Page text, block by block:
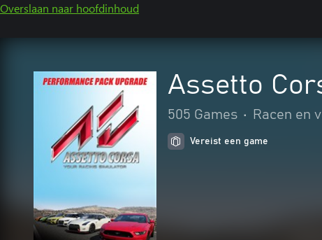
Overslaan naar hoofdinhoud
Assetto
505 Games • Racen en
Vereist een game